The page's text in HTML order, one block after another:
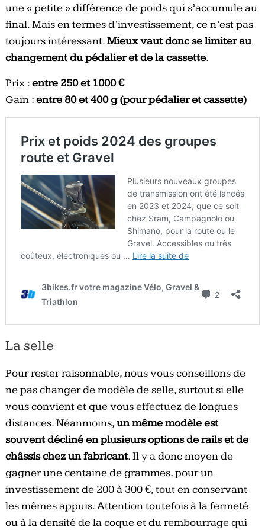
une « petite » différence de poids qui s’accumule au
final. Mais en termes d’investissement, ce n’est pas
toujours intéressant.Mieux vaut donc se limiter au
changement du pédalier et de la cassette.
Prix :entre 250 et 1000 €
Gain :entre 80 et 400 g (pour pédalier et cassette)
La selle
Pour rester raisonnable, nous vous conseillons de
ne pas changer de modèle de selle, surtout si elle
vous convient et que vous effectuez de longues
distances. Néanmoins,un même modèle est
souvent décliné en plusieurs options de rails et de
châssis chez un fabricant. Il y a donc moyen de
gagner une centaine de grammes, pour un
investissement de 200 à 300 €, tout en conservant
les mêmes appuis. Attention toutefois à la fermeté
ou à la densité de la coque et du rembourrage qui